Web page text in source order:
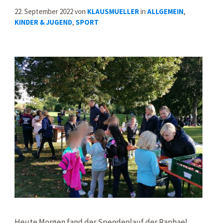
22. September 2022von KLAUSMUELLERin ALLGEMEIN,
KINDER & JUGEND, SPORT